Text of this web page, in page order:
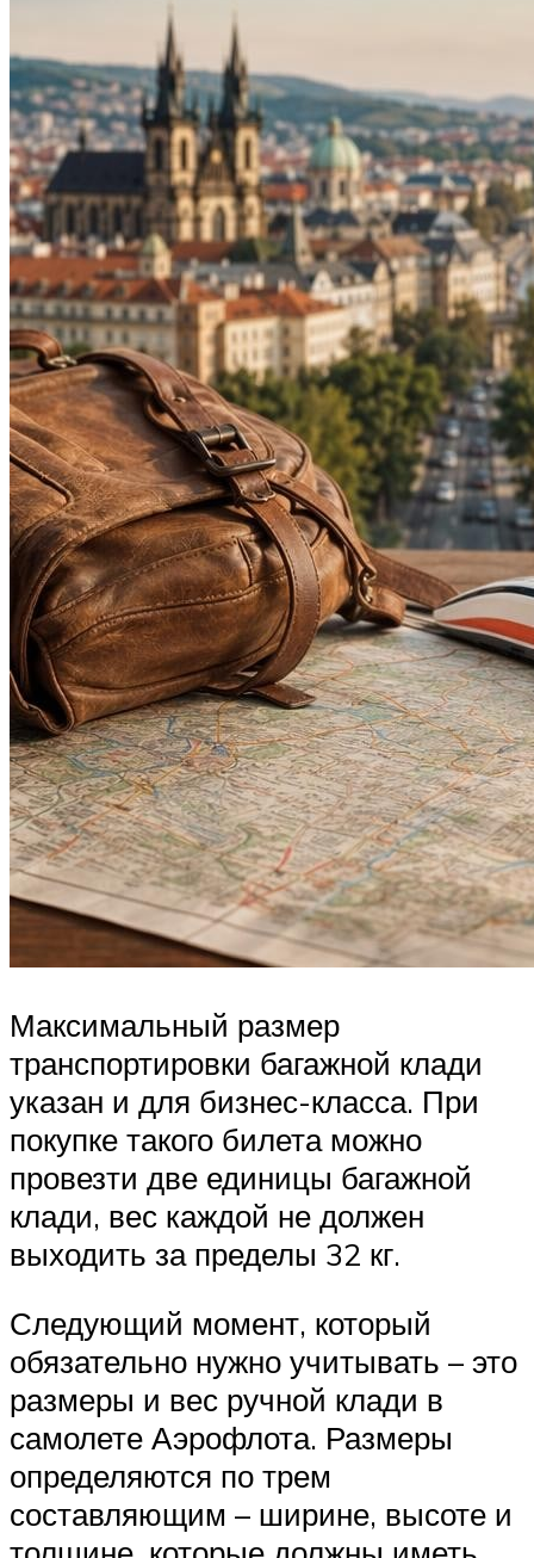
Максимальный размер
транспортировки багажной клади
указан и для бизнес-класса. При
покупке такого билета можно
провезти две единицы багажной
клади, вес каждой не должен
выходить за пределы 32 кг.
Следующий момент, который
обязательно нужно учитывать – это
размеры и вес ручной клади в
самолете Аэрофлота. Размеры
определяются по трем
составляющим – ширине, высоте и